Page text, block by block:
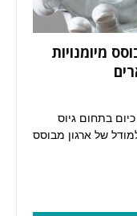
מיומנויות
בתחום גיוס
של ארגון מבוסס